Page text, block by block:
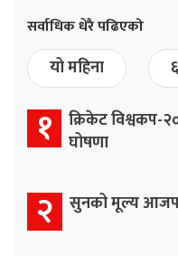
सर्वाधिक धेरै पढिएको
यो महिना
१
क्रिकेट
घोषणा
२ सुनको मूल्य